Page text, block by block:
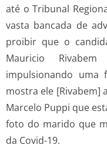
até o Tribunal
vasta bancada de
proibir que o
Mauricio
impulsionando uma
mostra ele [Rivabem]
Marcelo Puppi que
foto do marido que
da Covid-19.